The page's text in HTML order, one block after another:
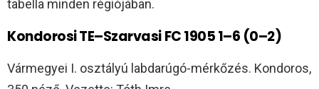
tabella minden régiójában.
Kondorosi TE–Szarvasi FC 1905 1–6 (0–2)
Vármegyei I. osztályú labdarúgó-mérkőzés. Kondoros,